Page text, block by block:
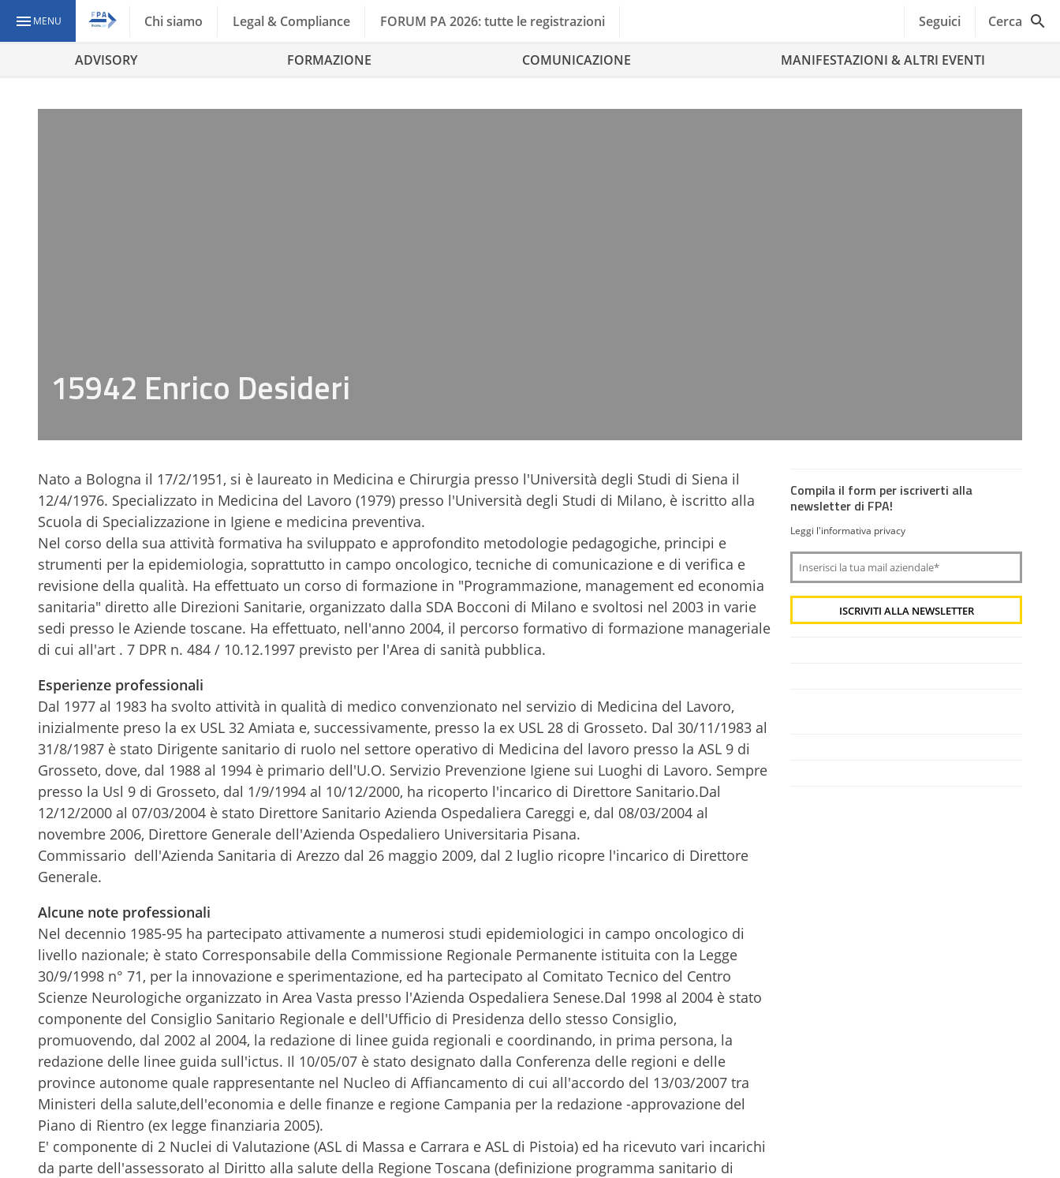
MENU Chi siamo Legal & Compliance FORUM PA 2026: tutte le registrazioni Seguici Cerca
ADVISORY FORMAZIONE COMUNICAZIONE MANIFESTAZIONI & ALTRI EVENTI
15942 Enrico Desideri
Nato a Bologna il 17/2/1951, si è laureato in Medicina e Chirurgia presso l'Università degli Studi di Siena il
12/4/1976. Specializzato in Medicina del Lavoro (1979) presso l'Università degli Studi di Milano, è iscritto alla
Scuola di Specializzazione in Igiene e medicina preventiva.
Nel corso della sua attività formativa ha sviluppato e approfondito metodologie pedagogiche, principi e
strumenti per la epidemiologia, soprattutto in campo oncologico, tecniche di comunicazione e di verifica e
revisione della qualità. Ha effettuato un corso di formazione in "Programmazione, management ed economia
sanitaria" diretto alle Direzioni Sanitarie, organizzato dalla SDA Bocconi di Milano e svoltosi nel 2003 in varie
sedi presso le Aziende toscane. Ha effettuato, nell'anno 2004, il percorso formativo di formazione manageriale
di cui all'art . 7 DPR n. 484 / 10.12.1997 previsto per l'Area di sanità pubblica.
Esperienze professionali
Dal 1977 al 1983 ha svolto attività in qualità di medico convenzionato nel servizio di Medicina del Lavoro,
inizialmente preso la ex USL 32 Amiata e, successivamente, presso la ex USL 28 di Grosseto. Dal 30/11/1983 al
31/8/1987 è stato Dirigente sanitario di ruolo nel settore operativo di Medicina del lavoro presso la ASL 9 di
Grosseto, dove, dal 1988 al 1994 è primario dell'U.O. Servizio Prevenzione Igiene sui Luoghi di Lavoro. Sempre
presso la Usl 9 di Grosseto, dal 1/9/1994 al 10/12/2000, ha ricoperto l'incarico di Direttore Sanitario.Dal
12/12/2000 al 07/03/2004 è stato Direttore Sanitario Azienda Ospedaliera Careggi e, dal 08/03/2004 al
novembre 2006, Direttore Generale dell'Azienda Ospedaliero Universitaria Pisana.
Commissario dell'Azienda Sanitaria di Arezzo dal 26 maggio 2009, dal 2 luglio ricopre l'incarico di Direttore
Generale.
Alcune note professionali
Nel decennio 1985-95 ha partecipato attivamente a numerosi studi epidemiologici in campo oncologico di
livello nazionale; è stato Corresponsabile della Commissione Regionale Permanente istituita con la Legge
30/9/1998 n° 71, per la innovazione e sperimentazione, ed ha partecipato al Comitato Tecnico del Centro
Scienze Neurologiche organizzato in Area Vasta presso l'Azienda Ospedaliera Senese.Dal 1998 al 2004 è stato
componente del Consiglio Sanitario Regionale e dell'Ufficio di Presidenza dello stesso Consiglio,
promuovendo, dal 2002 al 2004, la redazione di linee guida regionali e coordinando, in prima persona, la
redazione delle linee guida sull'ictus. Il 10/05/07 è stato designato dalla Conferenza delle regioni e delle
province autonome quale rappresentante nel Nucleo di Affiancamento di cui all'accordo del 13/03/2007 tra
Ministeri della salute,dell'economia e delle finanze e regione Campania per la redazione -approvazione del
Piano di Rientro (ex legge finanziaria 2005).
E' componente di 2 Nuclei di Valutazione (ASL di Massa e Carrara e ASL di Pistoia) ed ha ricevuto vari incarichi
da parte dell'assessorato al Diritto alla salute della Regione Toscana (definizione programma sanitario di
Compila il form per iscriverti alla
newsletter di FPA!
Leggi l'informativa privacy